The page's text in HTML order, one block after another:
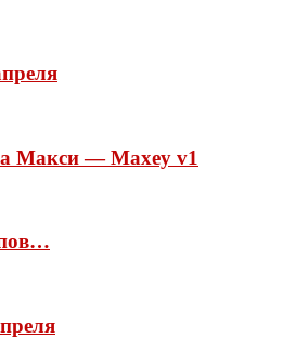
Макси — Maxey v1